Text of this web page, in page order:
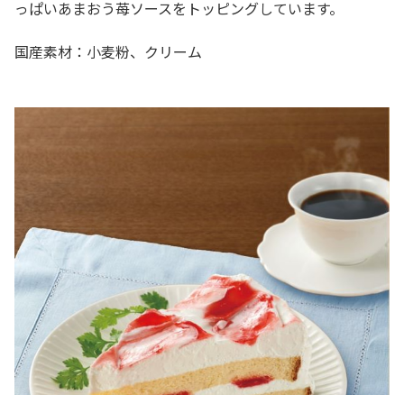
っぱいあまおう苺ソースをトッピングしています。
国産素材：小麦粉、クリーム